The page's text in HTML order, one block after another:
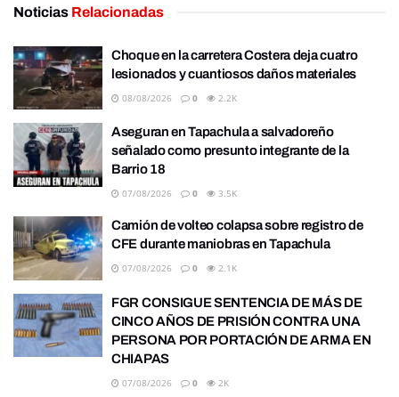
Noticias Relacionadas
Choque en la carretera Costera deja cuatro
lesionados y cuantiosos daños materiales
08/08/2026 0 2.2K
Aseguran en Tapachula a salvadoreño
señalado como presunto integrante de la
Barrio 18
07/08/2026 0 3.5K
Camión de volteo colapsa sobre registro de
CFE durante maniobras en Tapachula
07/08/2026 0 2.1K
FGR CONSIGUE SENTENCIA DE MÁS DE
CINCO AÑOS DE PRISIÓN CONTRA UNA
PERSONA POR PORTACIÓN DE ARMA EN
CHIAPAS
07/08/2026 0 2K